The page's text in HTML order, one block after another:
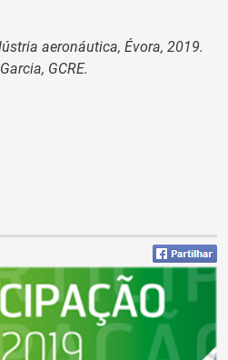
aeronáutica, Évora, 2019.
GCRE.